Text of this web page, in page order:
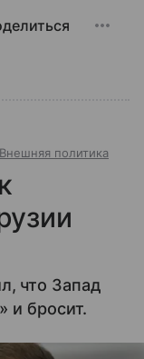
Внешняя политика
что Запад
и бросит.